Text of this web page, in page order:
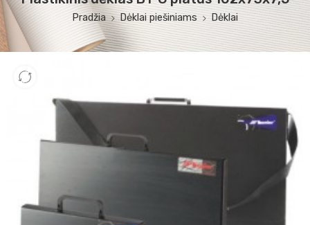
Pradžia Dėklai piešiniams Dėklai